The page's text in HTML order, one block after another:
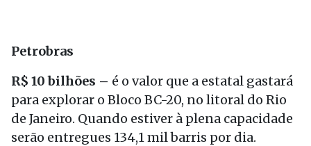
Petrobras
R$ 10 bilhões – é o valor que a estatal gastará
para explorar o Bloco BC-20, no litoral do Rio
de Janeiro. Quando estiver à plena capacidade
serão entregues 134,1 mil barris por dia.